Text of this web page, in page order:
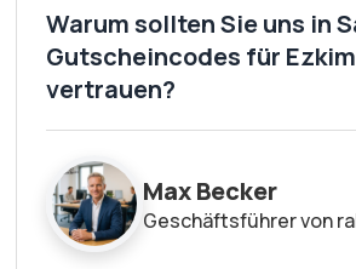
Warum sollten Sie uns in
Gutscheincodes für
vertrauen?
Max Becker
Geschäftsführer von